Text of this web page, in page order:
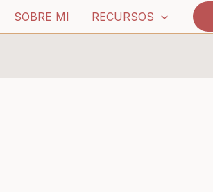
SOBRE MI RECURSOS